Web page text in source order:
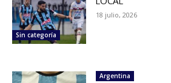
Sin categoría
18 julio, 2026
Argentina